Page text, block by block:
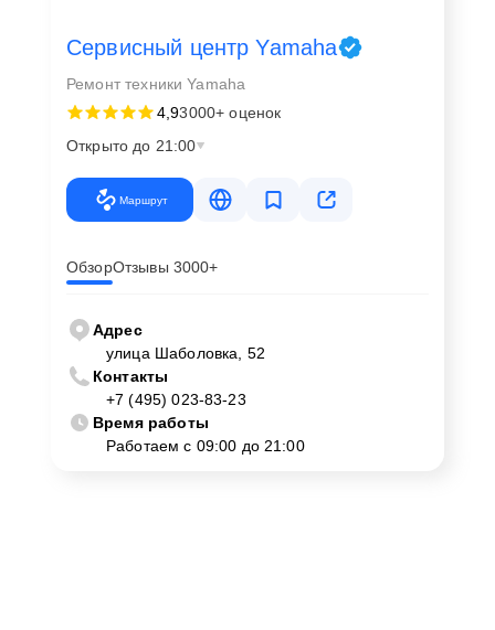
Сервисный центр Yamaha
Ремонт техники Yamaha
4,93000+ оценок
Открыто до 21:00
Маршрут
ОбзорОтзывы 3000+
Адрес
улица Шаболовка, 52
Контакты
+7 (495) 023-83-23
Время работы
Работаем с 09:00 до 21:00